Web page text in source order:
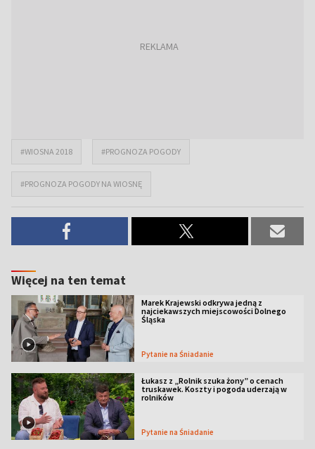
#WIOSNA 2018 #PROGNOZA POGODY
#PROGNOZA POGODY NA WIOSNĘ
Więcej na ten temat
Marek Krajewski odkrywa jedną z
najciekawszych miejscowości Dolnego
Śląska
Pytanie na Śniadanie
Łukasz z „Rolnik szuka żony” o cenach
truskawek. Koszty i pogoda uderzają w
rolników
Pytanie na Śniadanie